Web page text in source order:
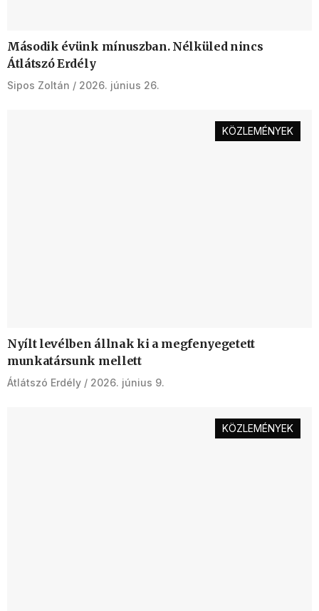
Második évünk mínuszban. Nélküled nincs
Átlátszó Erdély
Sipos Zoltán 2026. június 26.
KÖZLEMÉNYEK
Nyílt levélben állnak ki a megfenyegetett
munkatársunk mellett
Átlátszó Erdély 2026. június 9.
KÖZLEMÉNYEK